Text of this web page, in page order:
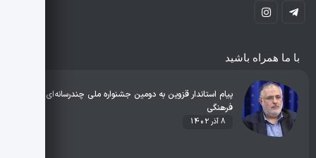
با ما همراه باشید
پیام استاندار قزوین به دومین جشنواره ملی چندرسانه‌ای میراث
فرهنگی
8 آذر 1402